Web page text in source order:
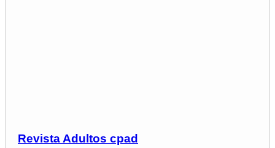
Revista Adultos cpad